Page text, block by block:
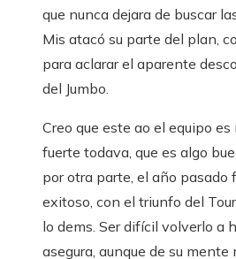
que nunca dejara de buscar
Mis atacó su parte del plan,
para aclarar el aparente
del Jumbo.
Creo que este ao el equipo es
fuerte todava, que es algo
por otra parte, el año pasado
exitoso, con el triunfo del
lo dems. Ser difícil volverlo a
asegura, aunque de su mente